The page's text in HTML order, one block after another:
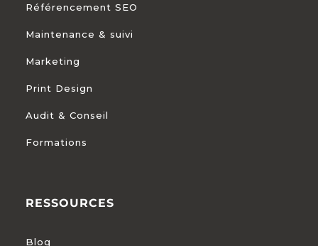
Référencement SEO
Maintenance & suivi
Marketing
Print Design
Audit & Conseil
Formations
RESSOURCES
Blog